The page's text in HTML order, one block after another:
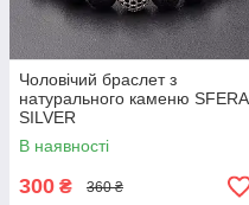
Чоловічий браслет з
натурального каменю SFERA
SILVER
В наявності
300 ₴ 360 ₴